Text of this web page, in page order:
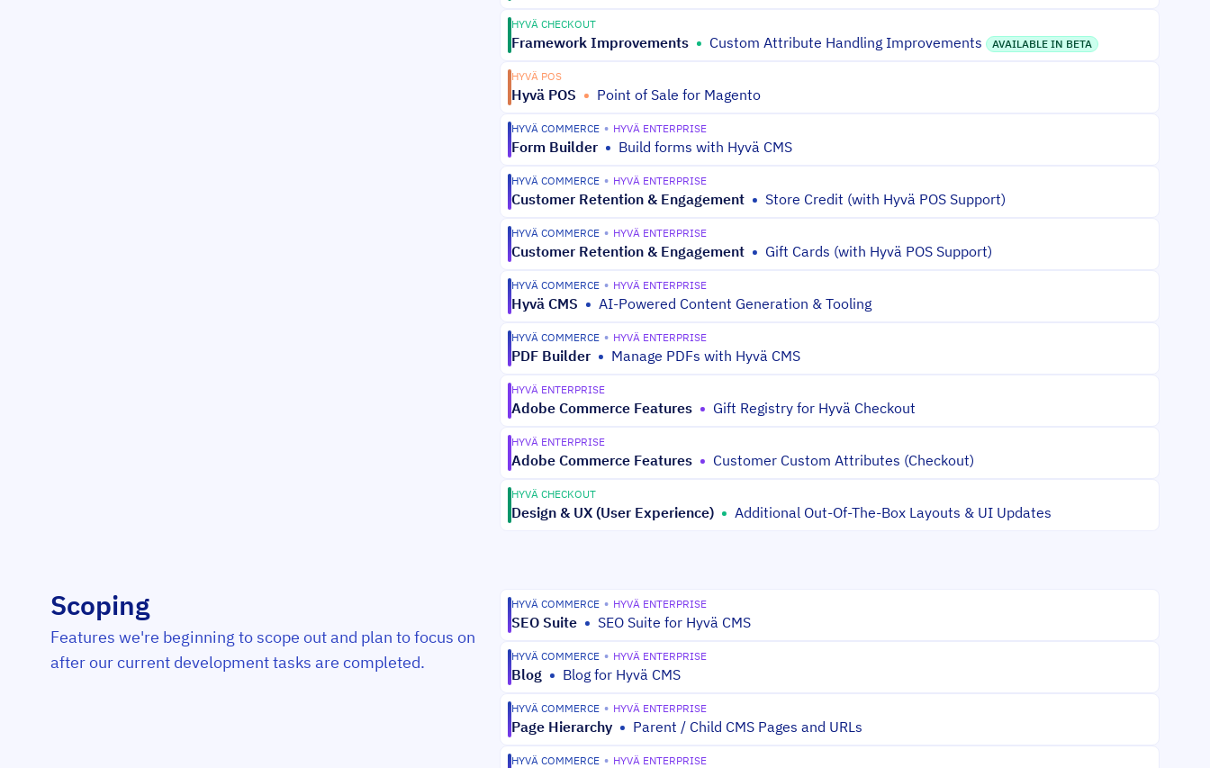
HYVÄ CHECKOUT
Framework Improvements • Custom Attribute Handling Improvements AVAILABLE IN BETA
HYVÄ POS
Hyvä POS • Point of Sale for Magento
HYVÄ COMMERCE • HYVÄ ENTERPRISE
Form Builder • Build forms with Hyvä CMS
HYVÄ COMMERCE • HYVÄ ENTERPRISE
Customer Retention & Engagement • Store Credit (with Hyvä POS Support)
HYVÄ COMMERCE • HYVÄ ENTERPRISE
Customer Retention & Engagement • Gift Cards (with Hyvä POS Support)
HYVÄ COMMERCE • HYVÄ ENTERPRISE
Hyvä CMS • AI-Powered Content Generation & Tooling
HYVÄ COMMERCE • HYVÄ ENTERPRISE
PDF Builder • Manage PDFs with Hyvä CMS
HYVÄ ENTERPRISE
Adobe Commerce Features • Gift Registry for Hyvä Checkout
HYVÄ ENTERPRISE
Adobe Commerce Features • Customer Custom Attributes (Checkout)
HYVÄ CHECKOUT
Design & UX (User Experience) • Additional Out-Of-The-Box Layouts & UI Updates
Scoping
Features we're beginning to scope out and plan to focus on
after our current development tasks are completed.
HYVÄ COMMERCE • HYVÄ ENTERPRISE
SEO Suite • SEO Suite for Hyvä CMS
HYVÄ COMMERCE • HYVÄ ENTERPRISE
Blog • Blog for Hyvä CMS
HYVÄ COMMERCE • HYVÄ ENTERPRISE
Page Hierarchy • Parent / Child CMS Pages and URLs
HYVÄ COMMERCE • HYVÄ ENTERPRISE